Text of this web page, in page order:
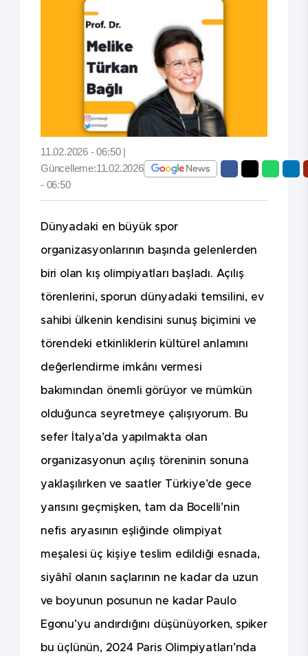
11.02.2026 - 06:50 |
Güncelleme:11.02.2026
- 06:50
Dünyadaki en büyük spor
organizasyonlarının başında gelenlerden
biri olan kış olimpiyatları başladı. Açılış
törenlerini, sporun dünyadaki temsilini, ev
sahibi ülkenin kendisini sunuş biçimini ve
törendeki etkinliklerin kültürel anlamını
değerlendirme imkânı vermesi
bakımından önemli görüyor ve mümkün
olduğunca seyretmeye çalışıyorum. Bu
sefer İtalya’da yapılmakta olan
organizasyonun açılış töreninin sonuna
yaklaşılırken ve saatler Türkiye’de gece
yarısını geçmişken, tam da Bocelli’nin
nefis aryasının eşliğinde olimpiyat
meşalesi üç kişiye teslim edildiği esnada,
siyâhî olanın saçlarının ne kadar da uzun
ve boyunun posunun ne kadar Paulo
Egonu’yu andırdığını düşünüyorken, spiker
bu üçlünün, 2024 Paris Olimpiyatları’nda